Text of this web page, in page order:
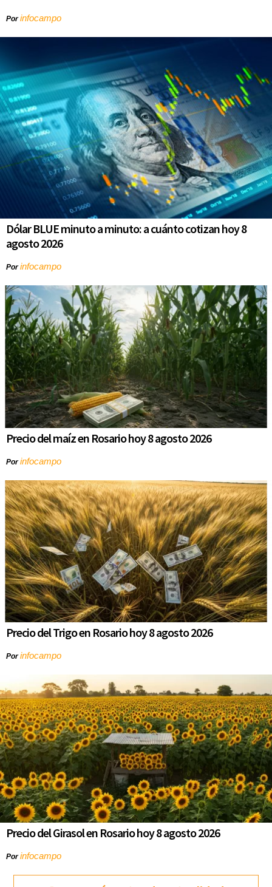
Porinfocampo
Dólar BLUE minuto a minuto: a cuánto cotizan hoy 8
agosto 2026
Porinfocampo
Precio del maíz en Rosario hoy 8 agosto 2026
Porinfocampo
Precio del Trigo en Rosario hoy 8 agosto 2026
Porinfocampo
Precio del Girasol en Rosario hoy 8 agosto 2026
Porinfocampo